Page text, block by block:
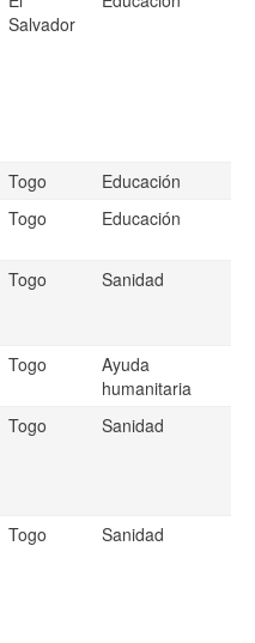
Salvador
Togo
Educación
Togo Educación
Togo Sanidad
Togo
Ayuda
humanitaria
Togo Sanidad
Togo Sanidad